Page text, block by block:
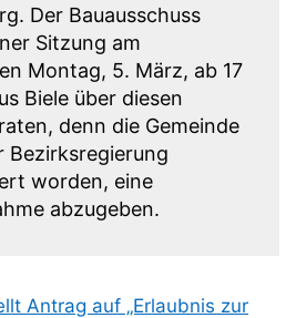
Der Bauausschuss
Sitzung am
Montag, 5. März, ab 17
Biele über diesen
denn die Gemeinde
Bezirksregierung
worden, eine
abzugeben.
Antrag auf „Erlaubnis zur